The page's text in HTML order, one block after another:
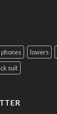
lowers
suit